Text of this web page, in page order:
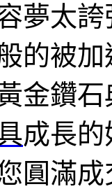
夢太
的被
金鑽
成長
圓滿成